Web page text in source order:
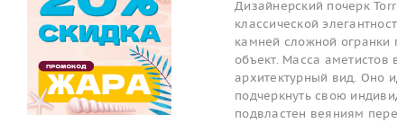
Дизайнерский почерк
классической
камней сложной огранки
объект. Масса
архитектурный вид. Оно
подчеркнуть свою
подвластен веяниям